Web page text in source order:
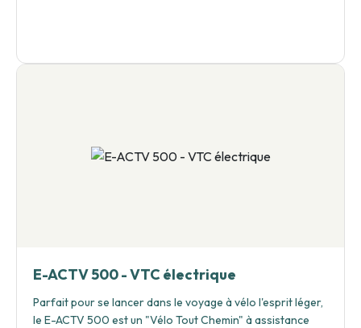
E-ACTV 500 - VTC électrique
Parfait pour se lancer dans le voyage à vélo l'esprit léger,
le E-ACTV 500 est un "Vélo Tout Chemin" à assistance